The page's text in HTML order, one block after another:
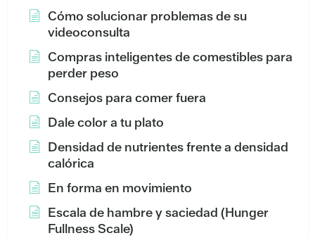
Cómo solucionar problemas de su
videoconsulta
Compras inteligentes de comestibles para
perder peso
Consejos para comer fuera
Dale color a tu plato
Densidad de nutrientes frente a densidad
calórica
En forma en movimiento
Escala de hambre y saciedad (Hunger
Fullness Scale)